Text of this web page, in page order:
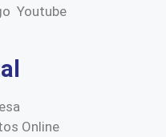
Youtube
Online